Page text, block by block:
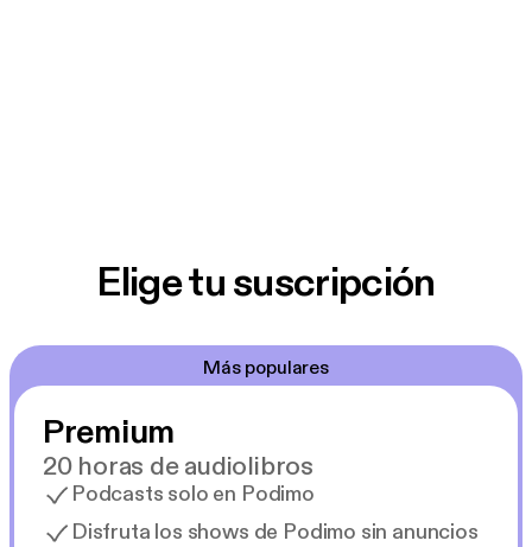
Elige tu suscripción
Más populares
Premium
20 horas de audiolibros
Podcasts solo en Podimo
Disfruta los shows de Podimo sin anuncios